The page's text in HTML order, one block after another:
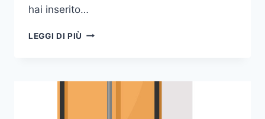
hai inserito…
LEGGI DI PIÙ NON
CON